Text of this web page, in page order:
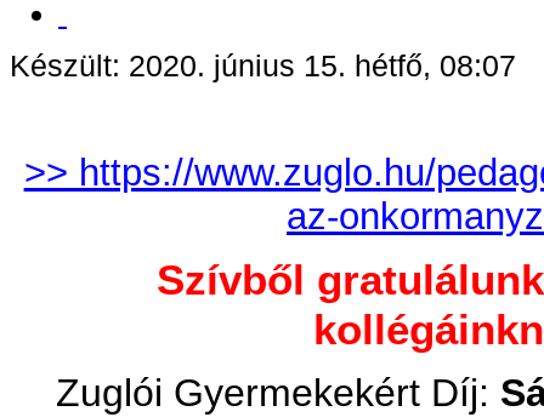
Készült: 2020. június 15. hétfő, 08:07
>> https://www.zuglo.hu/
az-
Szívből
Zuglói Gyermekekért Díj: